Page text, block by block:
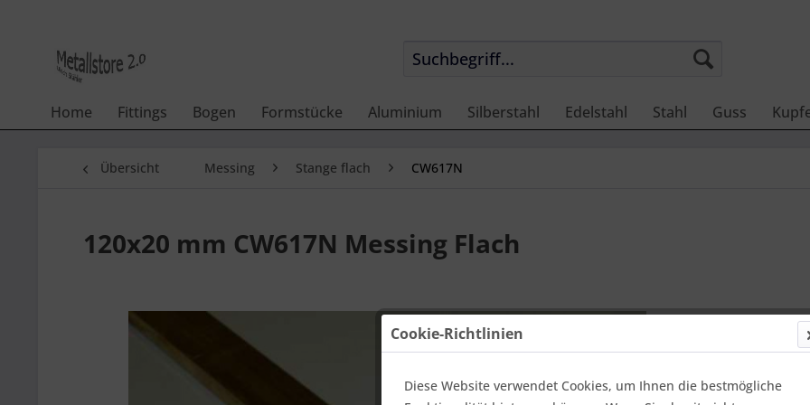
Home Fittings Bogen Formstücke Aluminium Silberstahl Edelstahl Stahl Guss
Übersicht Messing Stange flach CW617N
120x20 mm CW617N Messing Flach
1
Online-
Cookie-Richtlinien
Diese Website verwendet Cookies, um Ihnen die bestmögliche